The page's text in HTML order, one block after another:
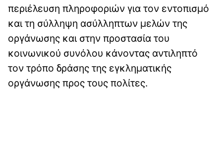
περιέλευση πληροφοριών για τον εντοπισμό
και τη σύλληψη ασύλληπτων μελών της
οργάνωσης και στην προστασία του
κοινωνικού συνόλου κάνοντας αντιληπτό
τον τρόπο δράσης της εγκληματικής
οργάνωσης προς τους πολίτες.